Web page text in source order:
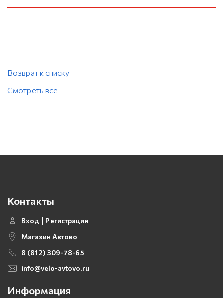
Возврат к списку
Смотреть все
Контакты
Вход
Регистрация
Магазин Автово
8 (812) 309-78-65
info@velo-avtovo.ru
Информация